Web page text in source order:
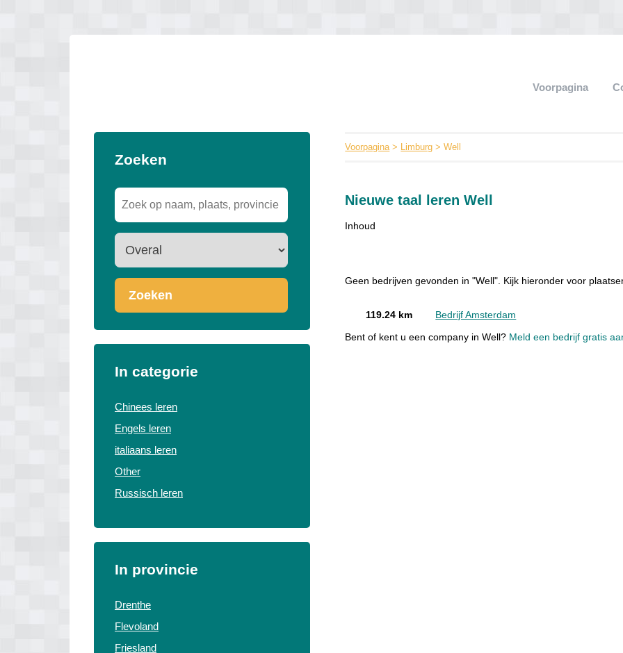
Voorpagina
Zoeken
Zoeken
In categorie
Chinees leren
Engels leren
italiaans leren
Other
Russisch leren
In provincie
Drenthe
Flevoland
Friesland
Voorpagina> Limburg > Well
Nieuwe taal leren Well
Inhoud
Geen bedrijven gevonden in "Well". Kijk hieronder voor
119.24 km Bedrijf Amsterdam
Bent of kent u een company in Well? Meld een bedrijf gratis